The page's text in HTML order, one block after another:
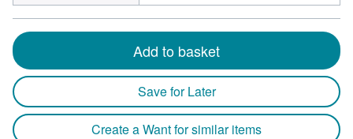
Add to basket
Save for Later
Create a Want for similar items